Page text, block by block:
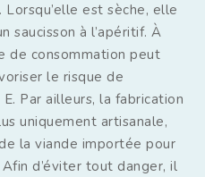
est sèche, elle
saucisson à l’apéritif. À
de consommation peut
le risque de
Par ailleurs, la fabrication
uniquement artisanale,
la viande importée pour
d’éviter tout danger, il